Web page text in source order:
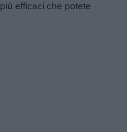
più efficaci che potete